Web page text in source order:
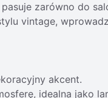
zarówno do
vintage,
akcent.
idealna jako